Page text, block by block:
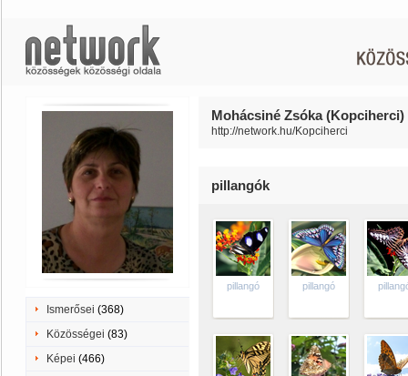
Ismerősei (368)
Közösségei (83)
Képei (466)
Mohácsiné Zsóka
http://network.hu/Kopciherci
pillangók
pillangó pillangó